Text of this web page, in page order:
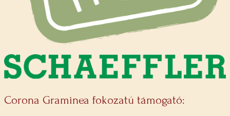
Corona Graminea fokozatú támogató: